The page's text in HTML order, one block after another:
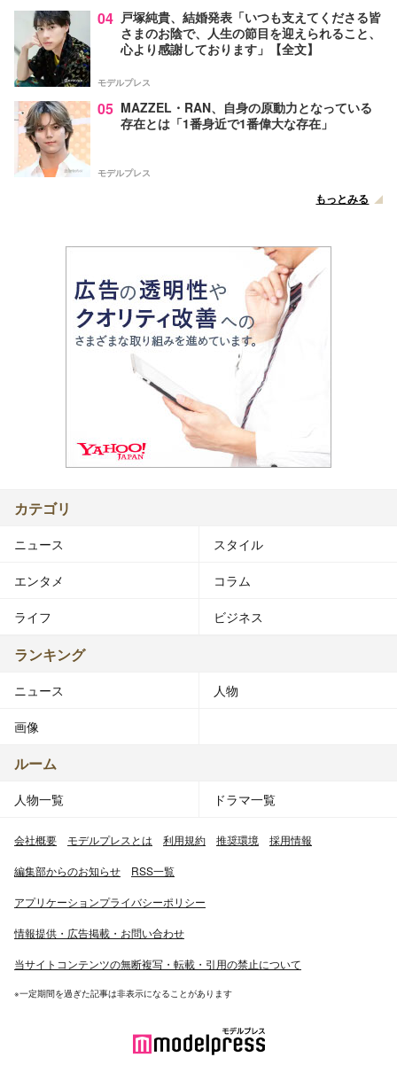
04 戸塚純貴、結婚発表「いつも支えてくださる皆
さまのお陰で、人生の節目を迎えられること、
心より感謝しております」【全文】
モデルプレス
05 MAZZEL・RAN、自身の原動力となっている
存在とは「1番身近で1番偉大な存在」
モデルプレス
もっとみる
カテゴリ
ニュース スタイル
エンタメ コラム
ライフ ビジネス
ランキング
ニュース 人物
画像
ルーム
人物一覧 ドラマ一覧
会社概要 モデルプレスとは 利用規約 推奨環境 採用情報
編集部からのお知らせ RSS一覧
アプリケーションプライバシーポリシー
情報提供・広告掲載・お問い合わせ
当サイトコンテンツの無断複写・転載・引用の禁止について
※一定期間を過ぎた記事は非表示になることがあります